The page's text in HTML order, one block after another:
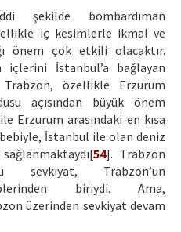
şekilde bombardıman
iç kesimlerle ikmal ve
önem çok etkili olacaktır.
içlerini İstanbul’a bağlayan
Trabzon, özellikle Erzurum
açısından büyük önem
Erzurum arasındaki en kısa
İstanbul ile olan deniz
54]. Trabzon
Trabzon’un
biriydi. Ama,
üzerinden sevkiyat devam